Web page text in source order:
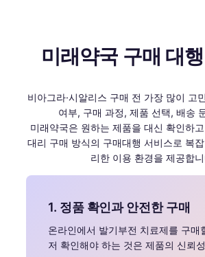
미래약국 구매 대
비아그라·시알리스 구매 전 가장 많이 고
여부, 구매 과정, 제품 선택, 배송
미래약국은 원하는 제품을 대신 확인하
대리 구매 방식의 구매대행 서비스로 복
리한 이용 환경을 제공합
1. 정품 확인과 안전한 구매
온라인에서 발기부전 치료제를 구매
저 확인해야 하는 것은 제품의 신뢰